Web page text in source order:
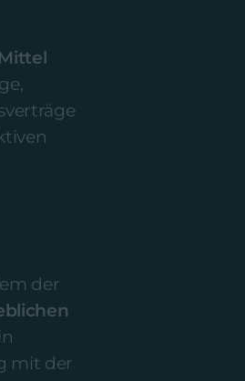
der
mit der